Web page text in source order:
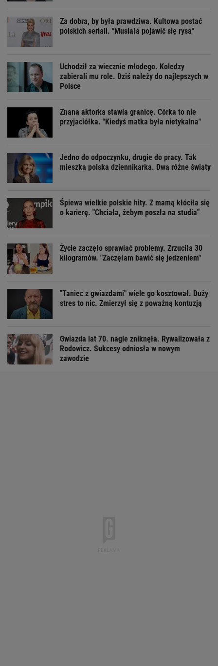
Za dobra, by była prawdziwa. Kultowa postać
polskich seriali. "Musiała pojawić się rysa"
Uchodził za wiecznie młodego. Koledzy
zabierali mu role. Dziś należy do najlepszych w
Polsce
Znana aktorka stawia granicę. Córka to nie
przyjaciółka. "Kiedyś matka była nietykalna"
Jedno do odpoczynku, drugie do pracy. Tak
mieszka polska dziennikarka. Dwa różne światy
Śpiewa wielkie polskie hity. Z mamą kłóciła się
o karierę. "Chciała, żebym poszła na studia"
Życie zaczęło sprawiać problemy. Zrzuciła 30
kilogramów. "Zaczęłam bawić się jedzeniem"
"Taniec z gwiazdami" wiele go kosztował. Duży
stres to nic. Zmierzył się z poważną kontuzją
Gwiazda lat 70. nagle zniknęła. Rywalizowała z
Rodowicz. Sukcesy odniosła w nowym
zawodzie